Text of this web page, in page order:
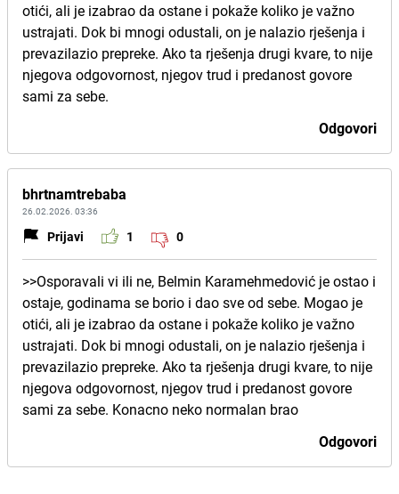
otići, ali je izabrao da ostane i pokaže koliko je važno
ustrajati. Dok bi mnogi odustali, on je nalazio rješenja i
prevazilazio prepreke. Ako ta rješenja drugi kvare, to nije
njegova odgovornost, njegov trud i predanost govore
sami za sebe.
Odgovori
bhrtnamtrebaba
26.02.2026. 03:36
Prijavi 1 0
>>Osporavali vi ili ne, Belmin Karamehmedović je ostao i
ostaje, godinama se borio i dao sve od sebe. Mogao je
otići, ali je izabrao da ostane i pokaže koliko je važno
ustrajati. Dok bi mnogi odustali, on je nalazio rješenja i
prevazilazio prepreke. Ako ta rješenja drugi kvare, to nije
njegova odgovornost, njegov trud i predanost govore
sami za sebe. Konacno neko normalan brao
Odgovori